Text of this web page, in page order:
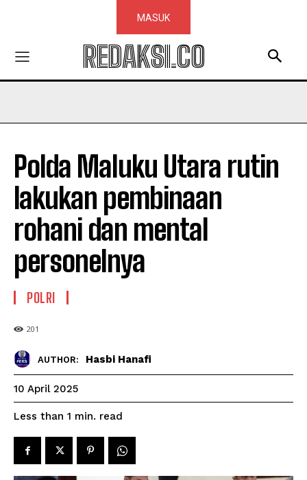
MASUK
REDAKSI.CO
Polda Maluku Utara rutin
lakukan pembinaan
rohani dan mental
personelnya
POLRI
201
AUTHOR: Hasbi Hanafi
10 April 2025
Less than 1 min. read